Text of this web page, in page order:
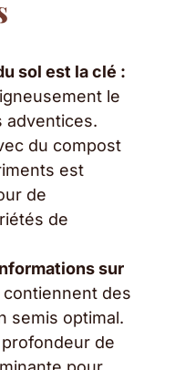
sol est la clé :
le
adventices.
du compost
est
de
de
sur
contiennent des
semis optimal.
de